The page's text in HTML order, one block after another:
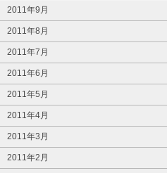
2011年9月
2011年8月
2011年7月
2011年6月
2011年5月
2011年4月
2011年3月
2011年2月